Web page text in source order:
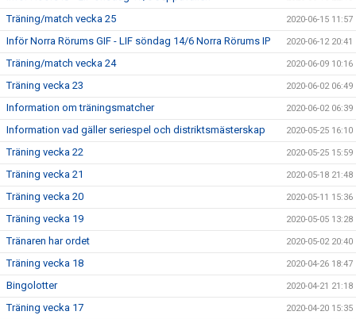
Träning/match vecka 25 2020-06-15 11:57
Inför Norra Rörums GIF - LIF söndag 14/6 Norra Rörums IP 2020-06-12 20:41
Träning/match vecka 24 2020-06-09 10:16
Träning vecka 23 2020-06-02 06:49
Information om träningsmatcher 2020-06-02 06:39
Information vad gäller seriespel och distriktsmästerskap 2020-05-25 16:10
Träning vecka 22 2020-05-25 15:59
Träning vecka 21 2020-05-18 21:48
Träning vecka 20 2020-05-11 15:36
Träning vecka 19 2020-05-05 13:28
Tränaren har ordet 2020-05-02 20:40
Träning vecka 18 2020-04-26 18:47
Bingolotter 2020-04-21 21:18
Träning vecka 17 2020-04-20 15:35